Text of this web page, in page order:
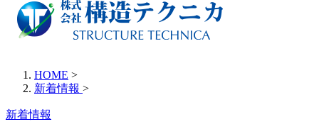
HOME >
新着情報 >
新着情報